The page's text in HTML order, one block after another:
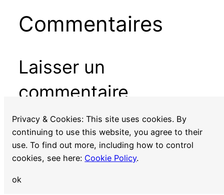
Commentaires
Laisser un
commentaire
Vous devezvous connecterpour publier un
commentaire.
Privacy & Cookies: This site uses cookies. By
continuing to use this website, you agree to their
use. To find out more, including how to control
cookies, see here: Cookie Policy.
ok